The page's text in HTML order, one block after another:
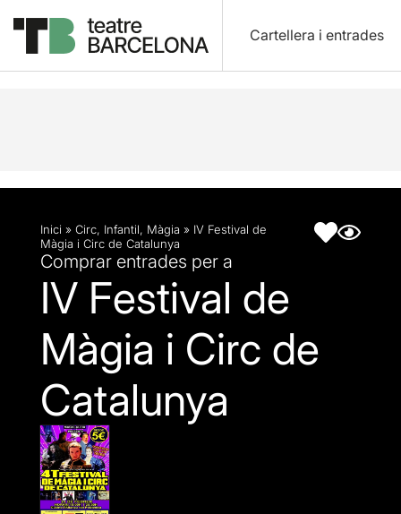
Cartellera i entrades
Descripció Fitxa artística
Inici » Circ, Infantil, Màgia » IV Festival de
Màgia i Circ de Catalunya
Comprar entrades per a
IV Festival de
Màgia i Circ de
Catalunya